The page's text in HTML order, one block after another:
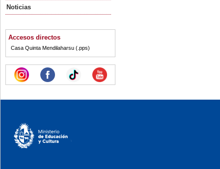
Noticias
Accesos directos
Casa Quinta Mendilaharsu (.pps)